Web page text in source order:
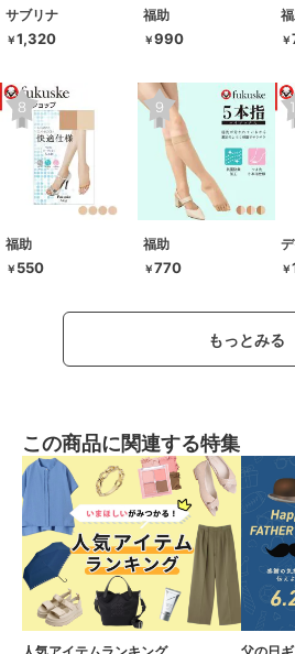
サブリナ
￥1,320
福助
￥990 ￥
福助
￥ 550
福助
￥770 ￥
もっとみる
この商品に関連する特集